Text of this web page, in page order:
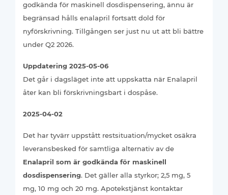
godkända för maskinell dosdispensering, ännu är
begränsad hålls enalapril fortsatt dold för
nyförskrivning. Tillgången ser just nu ut att bli bättre
under Q2 2026.
Uppdatering 2025-05-06
Det går i dagsläget inte att uppskatta när Enalapril
åter kan bli förskrivningsbart i dospåse.
2025-04-02
Det har tyvärr uppstått restsituation/mycket osäkra
leveransbesked för samtliga alternativ av de
Enalapril som är godkända för maskinell
dosdispensering. Det gäller alla styrkor; 2,5 mg, 5
mg, 10 mg och 20 mg. Apotekstjänst kontaktar